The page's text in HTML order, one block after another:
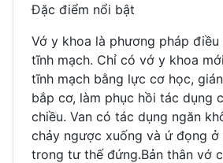
Đặc điểm nổi bật
Vớ y khoa là phương pháp
tĩnh mạch. Chỉ có vớ y khoa
tĩnh mạch bằng lực cơ học,
bắp cơ, làm phục hồi tác dụng
chiều. Van có tác dụng ngăn
chảy ngược xuống và ứ đọng ở
trong tư thế đứng.Bản thân vớ